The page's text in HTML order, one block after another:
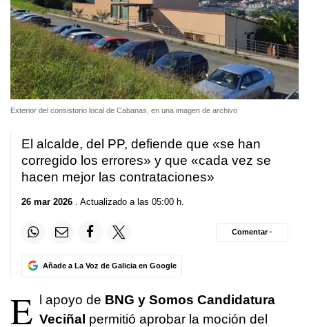
Exterior del consistorio local de Cabanas, en una imagen de archivo
El alcalde, del PP, defiende que «se han
corregido los errores» y que «cada vez se
hacen mejor las contrataciones»
26 mar 2026 . Actualizado a las 05:00 h.
Añade a La Voz de Galicia en Google
Comentar ·
E l apoyo de BNG y Somos Candidatura
Veciñal permitió aprobar la moción del